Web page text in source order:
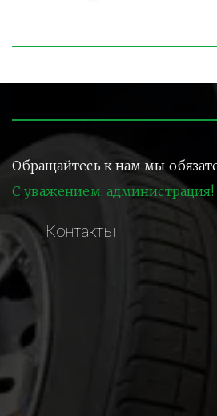
Обращайтесь к нам мы
С уважением, администрация!
Контакты